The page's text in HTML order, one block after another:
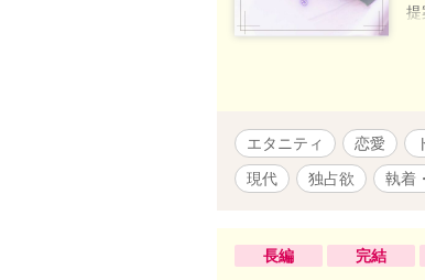
提
（
リ
す
あ
エタニティ 恋愛
現代
独占欲 執着
長編 完結